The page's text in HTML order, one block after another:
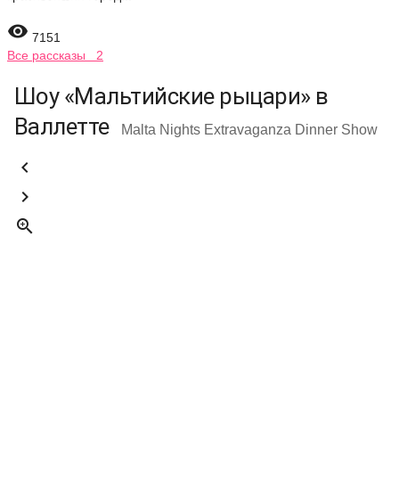
 7151
Все рассказы 2
Шоу «Мальтийские рыцари» в
Валлетте
Malta Nights Extravaganza Dinner Show


